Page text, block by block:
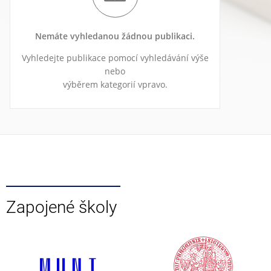
Nemáte vyhledanou žádnou publikaci.
Vyhledejte publikace pomocí vyhledávání výše
nebo
výběrem kategorií vpravo.
Zapojené školy